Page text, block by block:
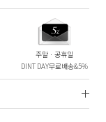
주말ㆍ공휴일
DINT DAY무료배송&5%